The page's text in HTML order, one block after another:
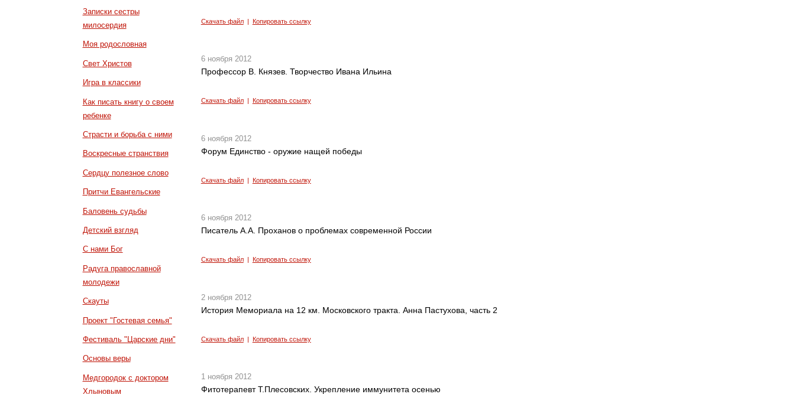
Записки сестры
милосердия
Моя родословная
Свет Христов
Игра в классики
Как писать книгу о своем
ребенке
Страсти и борьба с ними
Воскресные странствия
Сердцу полезное слово
Притчи Евангельские
Баловень судьбы
Детский взгляд
С нами Бог
Радуга православной
молодежи
Скауты
Проект "Гостевая семья"
Фестиваль "Царские дни"
Основы веры
Медгородок с доктором
Хлыновым
Скачать файл| Копировать ссылку
6 ноября 2012
Профессор В. Князев. Творчество Ивана Ильина
Скачать файл| Копировать ссылку
6 ноября 2012
Форум Единство - оружие нащей победы
Скачать файл| Копировать ссылку
6 ноября 2012
Писатель А.А. Проханов о проблемах современной России
Скачать файл| Копировать ссылку
2 ноября 2012
История Мемориала на 12 км. Московского тракта. Анна Пастухова, часть 2
Скачать файл| Копировать ссылку
1 ноября 2012
Фитотерапевт Т.Плесовских. Укрепление иммунитета осенью